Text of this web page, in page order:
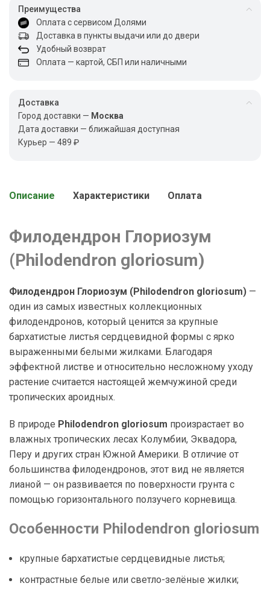
Преимущества
Оплата с сервисом Долями
Доставка в пункты выдачи или до двери
Удобный возврат
Оплата — картой, СБП или наличными
Доставка
Город доставки — Москва
Дата доставки — ближайшая доступная
Курьер — 489 ₽
Описание Характеристики Оплата
Филодендрон Глориозум
(Philodendron gloriosum)
Филодендрон Глориозум (Philodendron gloriosum) —
один из самых известных коллекционных
филодендронов, который ценится за крупные
бархатистые листья сердцевидной формы с ярко
выраженными белыми жилками. Благодаря
эффектной листве и относительно несложному уходу
растение считается настоящей жемчужиной среди
тропических ароидных.
В природе Philodendron gloriosum произрастает во
влажных тропических лесах Колумбии, Эквадора,
Перу и других стран Южной Америки. В отличие от
большинства филодендронов, этот вид не является
лианой — он развивается по поверхности грунта с
помощью горизонтального ползучего корневища.
Особенности Philodendron gloriosum
крупные бархатистые сердцевидные листья;
контрастные белые или светло-зелёные жилки;